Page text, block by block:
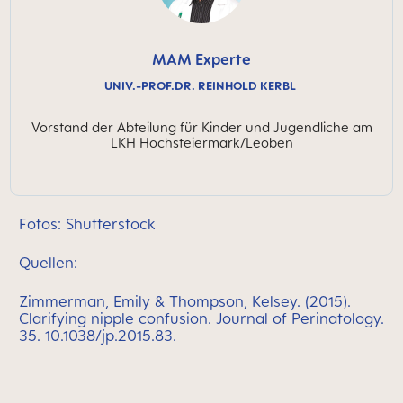
MAM Experte
UNIV.-PROF.DR. REINHOLD KERBL
Vorstand der Abteilung für Kinder und Jugendliche am
LKH Hochsteiermark/Leoben
Fotos: Shutterstock
Quellen:
Zimmerman, Emily & Thompson, Kelsey. (2015).
Clarifying nipple confusion. Journal of Perinatology.
35. 10.1038/jp.2015.83.